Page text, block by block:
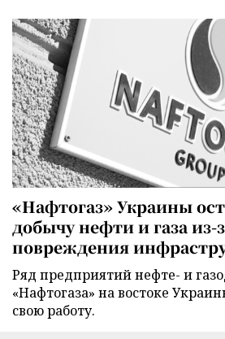
«Нафтогаз» Украины
добычу нефти и газа из-
повреждения
Ряд предприятий нефте- и
«Нафтогаза» на востоке
свою работу.